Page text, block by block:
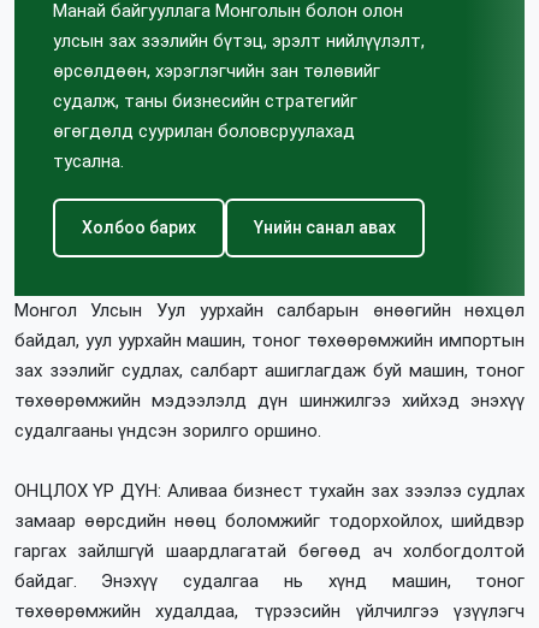
Манай байгууллага Монголын болон олон
улсын зах зээлийн бүтэц, эрэлт нийлүүлэлт,
өрсөлдөөн, хэрэглэгчийн зан төлөвийг
судалж, таны бизнесийн стратегийг
өгөгдөлд суурилан боловсруулахад
тусална.
Холбоо барих Үнийн санал авах
Монгол Улсын Уул уурхайн салбарын өнөөгийн нөхцөл
байдал, уул уурхайн машин, тоног төхөөрөмжийн импортын
зах зээлийг судлах, салбарт ашиглагдаж буй машин, тоног
төхөөрөмжийн мэдээлэлд дүн шинжилгээ хийхэд энэхүү
судалгааны үндсэн зорилго оршино.
ОНЦЛОХ ҮР ДҮН: Аливаа бизнест тухайн зах зээлээ судлах
замаар өөрсдийн нөөц боломжийг тодорхойлох, шийдвэр
гаргах зайлшгүй шаардлагатай бөгөөд ач холбогдолтой
байдаг. Энэхүү судалгаа нь хүнд машин, тоног
төхөөрөмжийн худалдаа, түрээсийн үйлчилгээ үзүүлэгч